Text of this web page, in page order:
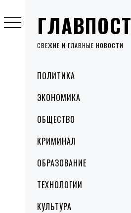
ГЛАВПОСТ
СВЕЖИЕ И ГЛАВНЫЕ НОВОСТИ
MenuПОЛИТИКА
ЭКОНОМИКА
ОБЩЕСТВО
КРИМИНАЛ
ОБРАЗОВАНИЕ
ТЕХНОЛОГИИ
КУЛЬТУРА
to
content